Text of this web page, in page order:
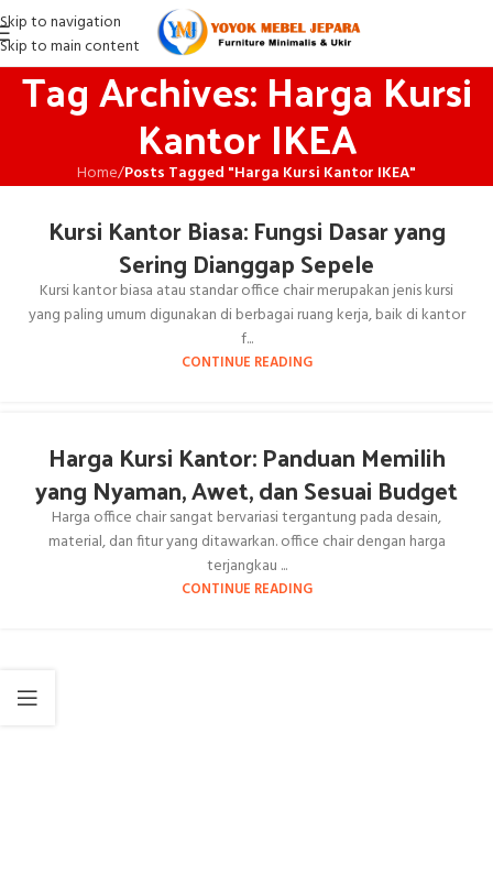
Skip to navigation
Skip to main content
Tag Archives: Harga Kursi
Kantor IKEA
Home/Posts Tagged "Harga Kursi Kantor IKEA"
Kursi Kantor Biasa: Fungsi Dasar yang
Sering Dianggap Sepele
Kursi kantor biasa atau standar office chair merupakan jenis kursi
yang paling umum digunakan di berbagai ruang kerja, baik di kantor
f...
CONTINUE READING
Harga Kursi Kantor: Panduan Memilih
yang Nyaman, Awet, dan Sesuai Budget
Harga office chair sangat bervariasi tergantung pada desain,
material, dan fitur yang ditawarkan. office chair dengan harga
terjangkau ...
CONTINUE READING